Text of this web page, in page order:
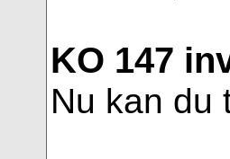
KO 147
Nu kan du